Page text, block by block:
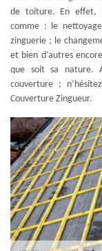
de toiture. En effet,
comme : le
zinguerie ; le
et bien d’autres
que soit sa nature.
couverture ;
Couverture Zingueur.